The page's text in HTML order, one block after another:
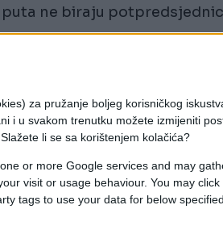
za pružanje boljeg korisničkog
i u svakom trenutku možete izmijeniti
li se sa korištenjem kolačića?
or more Google services and may
visit or usage behaviour. You may
tags to use your data for below
ne biraju
30 tisuća glasova,
glasova i tako postao
je za njegova dva